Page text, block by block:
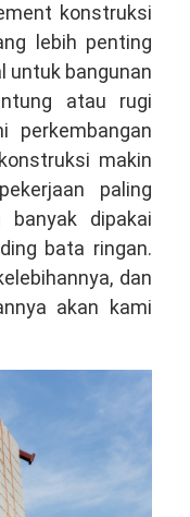
konstruksi
lebih penting
untuk bangunan
atau rugi
perkembangan
makin
paling
banyak dipakai
bata ringan.
dan
akan kami